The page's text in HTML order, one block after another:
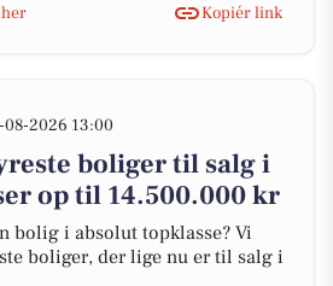
Kopiér link
08-2026 13:00
boliger til salg i
op til 14.500.000 kr
bolig i absolut topklasse? Vi
boliger, der lige nu er til salg i